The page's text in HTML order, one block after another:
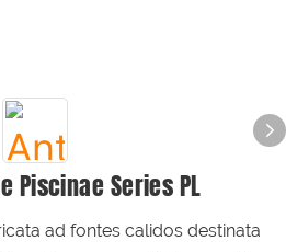
Piscinae Series PL
ad fontes calidos destinata